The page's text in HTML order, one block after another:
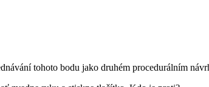
tohoto bodu jako druhém procedurálním